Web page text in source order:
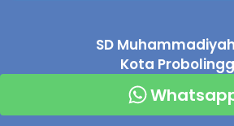
SD
Kota